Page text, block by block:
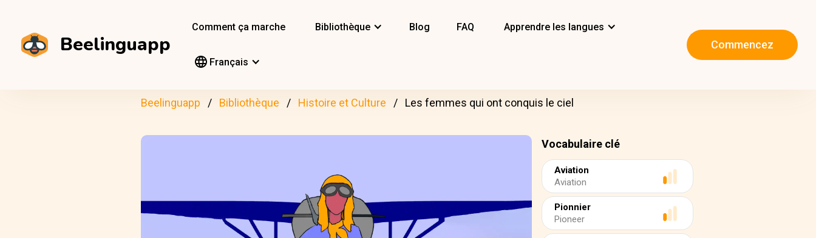
Beelinguapp
Comment ça marche Bibliothèque Blog FAQ Apprendre les langues
Français
Commencez
Beelinguapp Bibliothèque Histoire et Culture Les femmes qui ont conquis le ciel
Vocabulaire clé
Aviation
Aviation
Pionnier
Pioneer